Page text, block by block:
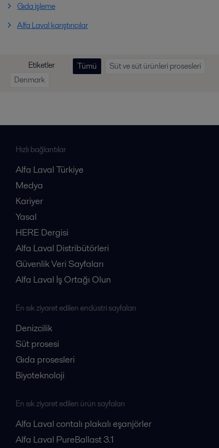
Gıda işleme
Alfa Laval karıştırıcılar
Etiketler Tümü
Süt ve süt ürünleri prosesleri
Denmark
Hızlı bağlantılar
Alfa Laval Türkiye
Medya
Kariyer
Yasal
HERE Dergisi
Alfa Laval Distribütörleri
Güvenlik Veri Sayfaları
Alfa Laval İş Ortağı Olun
En sık ziyaret edilen endüstri sayfaları
Denizcilik
Süt prosesi
Gıda prosesleri
Biyoteknoloji
En sık ziyaret edilen ürün sayfaları
Alfa Laval contalı plakalı eşanjörler
Alfa Laval PureBallast 3.1